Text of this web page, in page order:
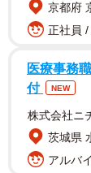
京都府
正社員
医療事務
付
NEW
株式会社ニ
茨城県
アルバ